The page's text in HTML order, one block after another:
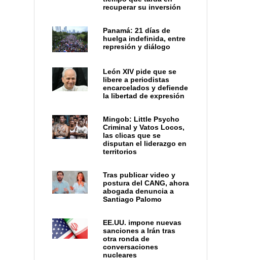
recuperar su inversión
Panamá: 21 días de
huelga indefinida, entre
represión y diálogo
León XIV pide que se
libere a periodistas
encarcelados y defiende
la libertad de expresión
Mingob: Little Psycho
Criminal y Vatos Locos,
las clicas que se
disputan el liderazgo en
territorios
Tras publicar video y
postura del CANG, ahora
abogada denuncia a
Santiago Palomo
EE.UU. impone nuevas
sanciones a Irán tras
otra ronda de
conversaciones
nucleares